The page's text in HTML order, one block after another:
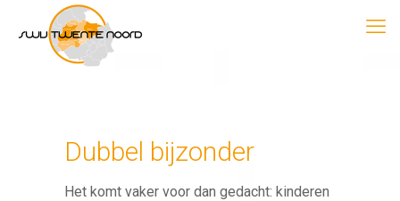
Dubbel bijzonder
Het komt vaker voor dan gedacht: kinderen